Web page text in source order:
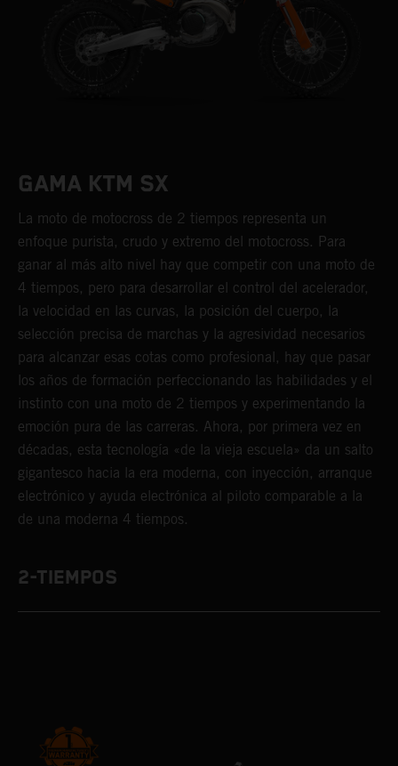
GAMA KTM SX
La moto de motocross de 2 tiempos representa un
enfoque purista, crudo y extremo del motocross. Para
ganar al más alto nivel hay que competir con una moto de
4 tiempos, pero para desarrollar el control del acelerador,
la velocidad en las curvas, la posición del cuerpo, la
selección precisa de marchas y la agresividad necesarios
para alcanzar esas cotas como profesional, hay que pasar
los años de formación perfeccionando las habilidades y el
instinto con una moto de 2 tiempos y experimentando la
emoción pura de las carreras. Ahora, por primera vez en
décadas, esta tecnología «de la vieja escuela» da un salto
gigantesco hacia la era moderna, con inyección, arranque
electrónico y ayuda electrónica al piloto comparable a la
de una moderna 4 tiempos.
2-TIEMPOS